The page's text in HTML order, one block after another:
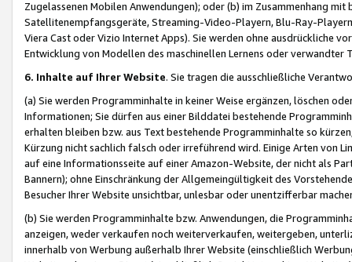
Zugelassenen Mobilen Anwendungen); oder (b) im Zusammenhang
Satellitenempfangsgeräte, Streaming-Video-Playern, Blu-Ray-
Viera Cast oder Vizio Internet Apps). Sie werden ohne ausdrückliche
Entwicklung von Modellen des maschinellen Lernens oder
6. Inhalte auf Ihrer Website. Sie tragen die ausschließliche
(a) Sie werden Programminhalte in keiner Weise ergänzen, löschen
Informationen; Sie dürfen aus einer Bilddatei bestehende
erhalten bleiben bzw. aus Text bestehende Programminhalte so
Kürzung nicht sachlich falsch oder irreführend wird. Einige Arten von
auf eine Informationsseite auf einer Amazon-Website, der nicht als
Bannern); ohne Einschränkung der Allgemeingültigkeit des
Besucher Ihrer Website unsichtbar, unlesbar oder unentzifferbar
(b) Sie werden Programminhalte bzw. Anwendungen, die
anzeigen, weder verkaufen noch weiterverkaufen, weitergeben,
innerhalb von Werbung außerhalb Ihrer Website (einschließlich